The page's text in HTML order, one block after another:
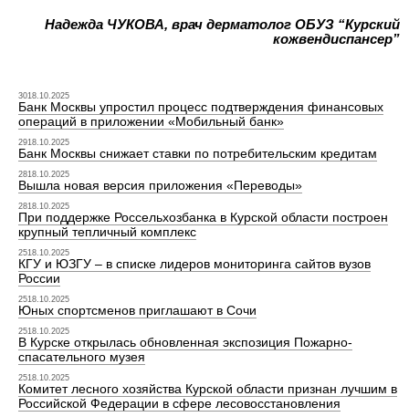
Надежда ЧУКОВА, врач дерматолог ОБУЗ “Курский
кожвендиспансер”
3018.10.2025
Банк Москвы упростил процесс подтверждения финансовых
операций в приложении «Мобильный банк»
2918.10.2025
Банк Москвы снижает ставки по потребительским кредитам
2818.10.2025
Вышла новая версия приложения «Переводы»
2818.10.2025
При поддержке Россельхозбанка в Курской области построен
крупный тепличный комплекс
2518.10.2025
КГУ и ЮЗГУ – в списке лидеров мониторинга сайтов вузов
России
2518.10.2025
Юных спортсменов приглашают в Сочи
2518.10.2025
В Курске открылась обновленная экспозиция Пожарно-
спасательного музея
2518.10.2025
Комитет лесного хозяйства Курской области признан лучшим в
Российской Федерации в сфере лесовосстановления